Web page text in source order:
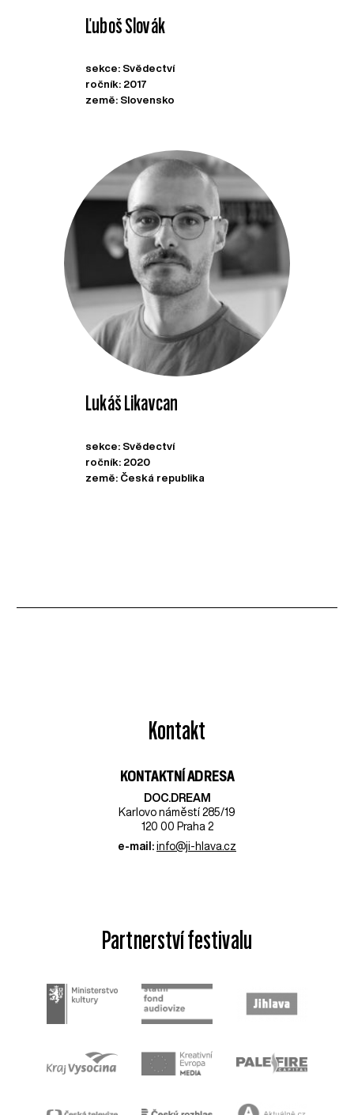
Ľuboš Slovák
sekce: Svědectví
ročník: 2017
země: Slovensko
Lukáš Likavcan
sekce: Svědectví
ročník: 2020
země: Česká republika
Kontakt
KONTAKTNÍ ADRESA
DOC.DREAM​
Karlovo náměstí 285/19
120 00 Praha 2
e-mail: info@ji-hlava.cz
Partnerství festivalu